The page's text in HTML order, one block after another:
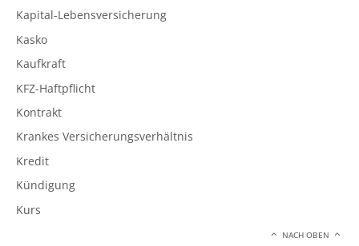
Kapital-Lebensversicherung
Kasko
Kaufkraft
KFZ-Haftpflicht
Kontrakt
Krankes Versicherungsverhältnis
Kredit
Kündigung
Kurs
NACH OBEN